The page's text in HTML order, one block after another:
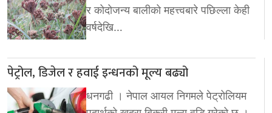
र कोदोजन्य बालीको महत्त्वबारे पछिल्ला केही
वर्षदेखि…
पेट्रोल, डिजेल र हवाई इन्धनको मूल्य बढ्यो
धनगढी । नेपाल आयल निगमले पेट्रोलियम